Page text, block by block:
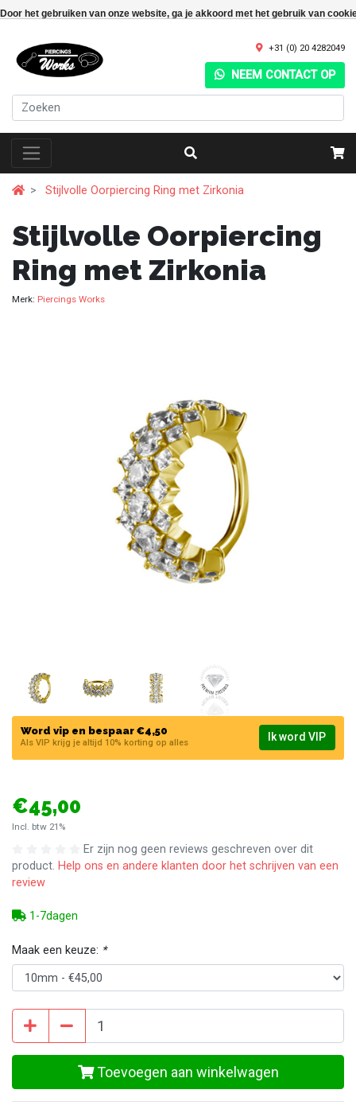
Door het gebruiken van onze website, ga je akkoord met het gebruik van
+31 (0) 20 4282049
NEEM CONTACT OP
Stijlvolle Oorpiercing Ring met Zirkonia
Stijlvolle Oorpiercing
Ring met Zirkonia
Merk: Piercings Works
Word vip en bespaar €4,50
Als VIP krijg je altijd 10% korting op alles Ik word VIP
€45,00
Incl. btw 21%
Er zijn nog geen reviews geschreven over dit
product. Help ons en andere klanten door het schrijven van een
review
1-7dagen
Maak een keuze: *
Toevoegen aan winkelwagen